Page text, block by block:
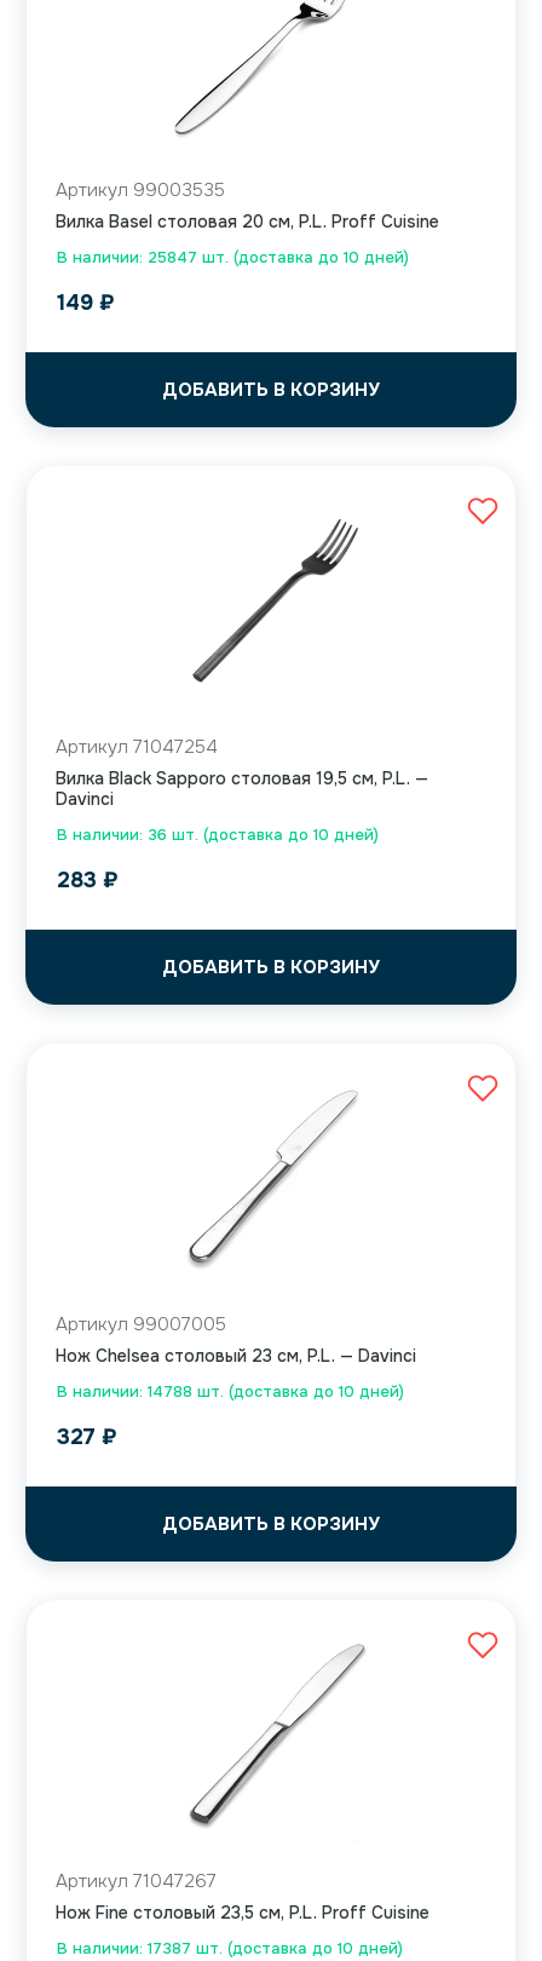
В наличии: 25847 шт. (доставка до 10 дней)
Артикул 99003535
Вилка Basel столовая 20 см, P.L. Proff Cuisine
149 ₽
ДОБАВИТЬ В КОРЗИНУ
В наличии: 36 шт. (доставка до 10 дней)
Артикул 71047254
Вилка Black Sapporo столовая 19,5 см, P.L. —
Davinci
283 ₽
ДОБАВИТЬ В КОРЗИНУ
В наличии: 14788 шт. (доставка до 10 дней)
Артикул 99007005
Нож Chelsea столовый 23 см, P.L. — Davinci
327 ₽
ДОБАВИТЬ В КОРЗИНУ
В наличии: 17387 шт. (доставка до 10 дней)
Артикул 71047267
Нож Fine столовый 23,5 см, P.L. Proff Cuisine